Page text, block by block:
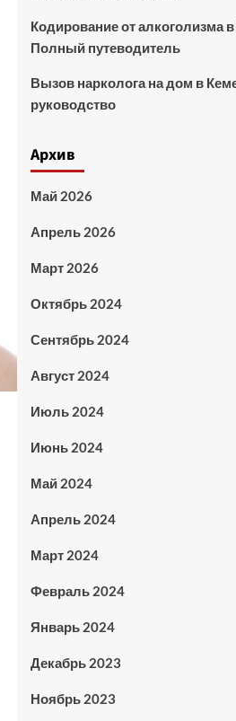
Кодирование от алкоголизма
Полный путеводитель
Вызов нарколога на дом в
руководство
Архив
Май 2026
Апрель 2026
Март 2026
Октябрь 2024
Сентябрь 2024
Август 2024
Июль 2024
Июнь 2024
Май 2024
Апрель 2024
Март 2024
Февраль 2024
Январь 2024
Декабрь 2023
Ноябрь 2023